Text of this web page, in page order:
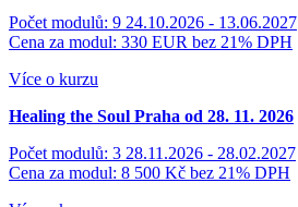
Počet modulů: 9 24.10.2026 - 13.06.2027
Cena za modul: 330 EUR bez 21% DPH
Více o kurzu
Healing the Soul Praha od 28. 11. 2026
Počet modulů: 3 28.11.2026 - 28.02.2027
Cena za modul: 8 500 Kč bez 21% DPH